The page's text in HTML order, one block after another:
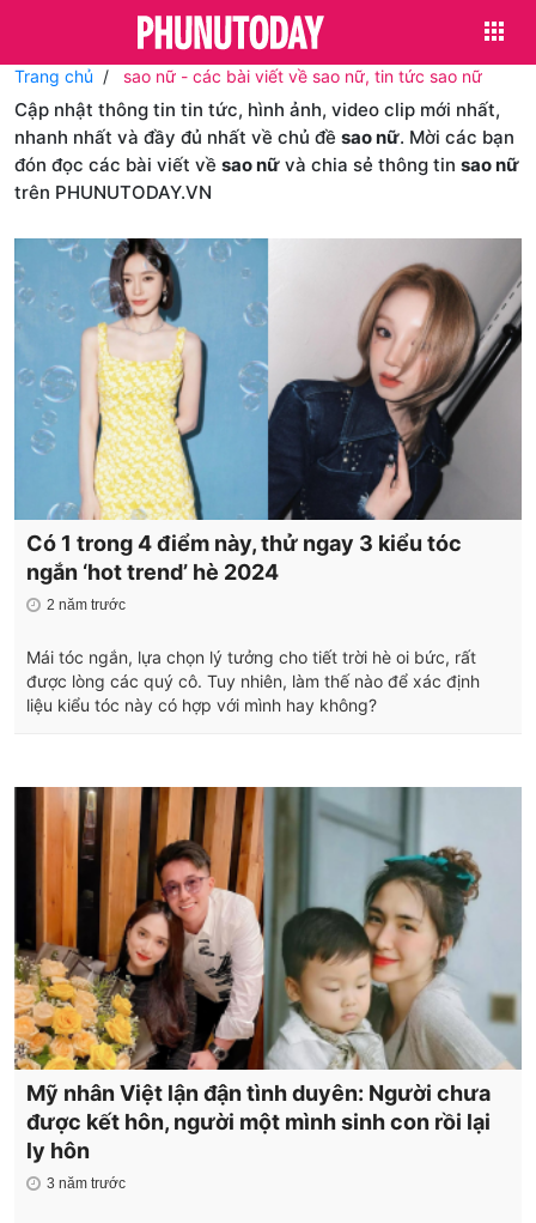
Trang chủ sao nữ - các bài viết về sao nữ, tin tức sao nữ
Cập nhật thông tin tin tức, hình ảnh, video clip mới nhất,
nhanh nhất và đầy đủ nhất về chủ đề sao nữ. Mời các bạn
đón đọc các bài viết về sao nữ và chia sẻ thông tin sao nữ
trên PHUNUTODAY.VN
Có 1 trong 4 điểm này, thử ngay 3 kiểu tóc
ngắn ‘hot trend’ hè 2024
2 năm trước
Mái tóc ngắn, lựa chọn lý tưởng cho tiết trời hè oi bức, rất
được lòng các quý cô. Tuy nhiên, làm thế nào để xác định
liệu kiểu tóc này có hợp với mình hay không?
Mỹ nhân Việt lận đận tình duyên: Người chưa
được kết hôn, người một mình sinh con rồi lại
ly hôn
3 năm trước